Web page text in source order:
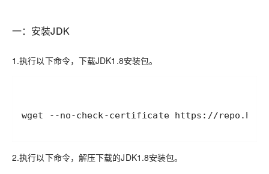
一：安装JDK
1.执行以下命令，下载JDK1.8安装包。
2.执行以下命令，解压下载的JDK1.8安装包。